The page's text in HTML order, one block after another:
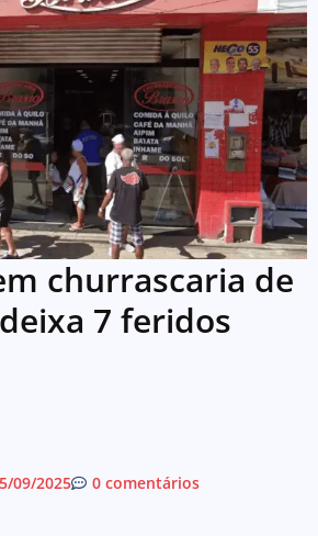
churrascaria de
7 feridos
09/2025 0 comentários